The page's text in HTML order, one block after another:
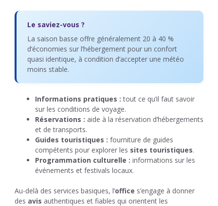
Le saviez-vous ?
La saison basse offre généralement 20 à 40 %
d’économies sur l’hébergement pour un confort
quasi identique, à condition d’accepter une météo
moins stable.
Informations pratiques : tout ce qu’il faut savoir
sur les conditions de voyage.
Réservations : aide à la réservation d’hébergements
et de transports.
Guides touristiques : fourniture de guides
compétents pour explorer les sites touristiques.
Programmation culturelle : informations sur les
événements et festivals locaux.
Au-delà des services basiques, l’office s’engage à donner
des avis authentiques et fiables qui orientent les